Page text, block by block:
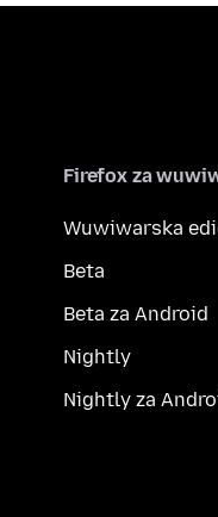
Firefox za
Wuwiwarska
Beta
Beta za Android
Nightly
Nightly za